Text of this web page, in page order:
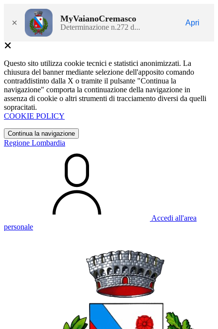
× MyVaianoCremasco
Determinazione n.272 d...
Apri
Questo sito utilizza cookie tecnici e statistici anonimizzati. La
chiusura del banner mediante selezione dell'apposito comando
contraddistinto dalla X o tramite il pulsante "Continua la
navigazione" comporta la continuazione della navigazione in
assenza di cookie o altri strumenti di tracciamento diversi da quelli
sopracitati.
COOKIE POLICY
Continua la navigazione
Regione Lombardia
Accedi all'area
personale